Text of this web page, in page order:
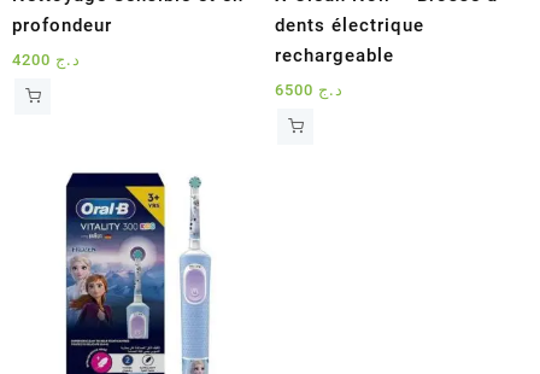
profondeur
د.ج
dents électrique
rechargeable
د.ج